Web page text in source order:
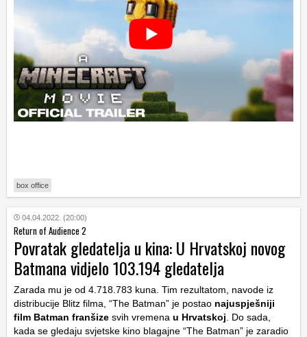
box office
04.04.2022. (20:00)
Return of Audience 2
Povratak gledatelja u kina: U Hrvatskoj novog
Batmana vidjelo 103.194 gledatelja
Zarada mu je od 4.718.783 kuna. Tim rezultatom, navode iz
distribucije Blitz filma, “The Batman” je postao najuspješniji
film Batman franšize svih vremena u Hrvatskoj . Do sada,
kada se gledaju svjetske kino blagajne “The Batman” je zaradio